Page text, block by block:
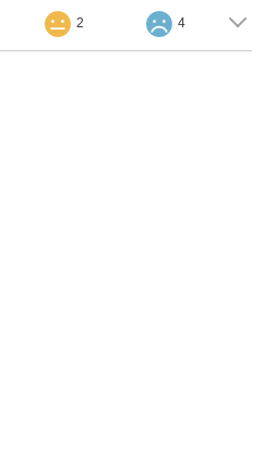
2 4